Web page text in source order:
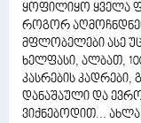
ყოფილიყო ყველა
როგორ აღმოჩნდნენ
მფლობელები ასე
ხელფასი, ალბათ,
კასრების
დანაშაული და
ვიქნებოდით...